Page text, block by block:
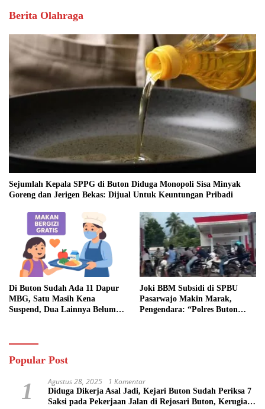
Berita Olahraga
Sejumlah Kepala SPPG di Buton Diduga Monopoli Sisa Minyak
Goreng dan Jerigen Bekas: Dijual Untuk Keuntungan Pribadi
Di Buton Sudah Ada 11 Dapur
MBG, Satu Masih Kena
Suspend, Dua Lainnya Belum
Joki BBM Subsidi di SPBU
Pasarwajo Makin Marak,
Pengendara: “Polres Buton
Popular Post
1 Agustus 28, 2025 1 Komentar
Diduga Dikerja Asal Jadi, Kejari Buton Sudah Periksa 7
Saksi pada Pekerjaan Jalan di Rejosari Buton, Kerugian